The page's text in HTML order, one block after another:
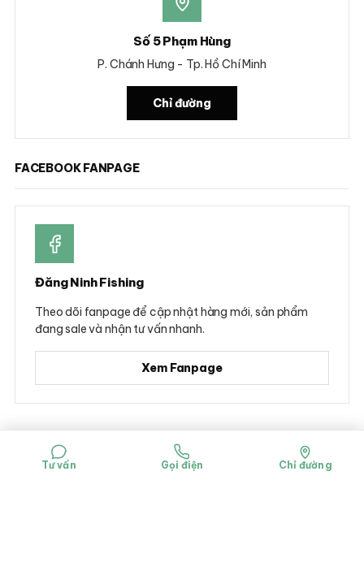
Số 5 Phạm Hùng
P. Chánh Hưng - Tp. Hồ Chí Minh
Chỉ đường
FACEBOOK FANPAGE
Đăng Ninh Fishing
Theo dõi fanpage để cập nhật hàng mới, sản phẩm
đang sale và nhận tư vấn nhanh.
Xem Fanpage
© 2026 Đăng Ninh Fishing - Hộ kinh doanh Dụng cụ câu cá Đăng Ninh
Mã số đăng ký kinh doanh: 0314781322